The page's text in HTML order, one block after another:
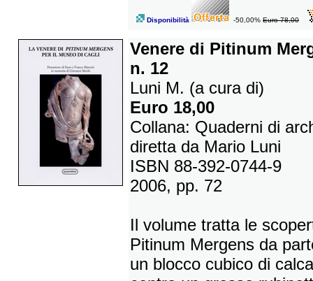
Disponibilità -50,00% Euro 78,00
Venere di Pitinum
n. 12
Luni M. (a cura di)
Euro 18,00
Collana: Quaderni di
diretta da Mario Luni
ISBN 88-392-0744-9
2006, pp. 72
Il volume tratta le
Pitinum Mergens da
un blocco cubico di